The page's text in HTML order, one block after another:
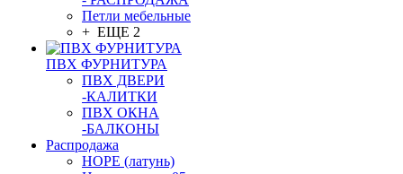
Петли мебельные
+ ЕЩЕ 2
ПВХ ФУРНИТУРА
ПВХ ДВЕРИ
-КАЛИТКИ
ПВХ ОКНА
-БАЛКОНЫ
Распродажа
HOPE (латунь)